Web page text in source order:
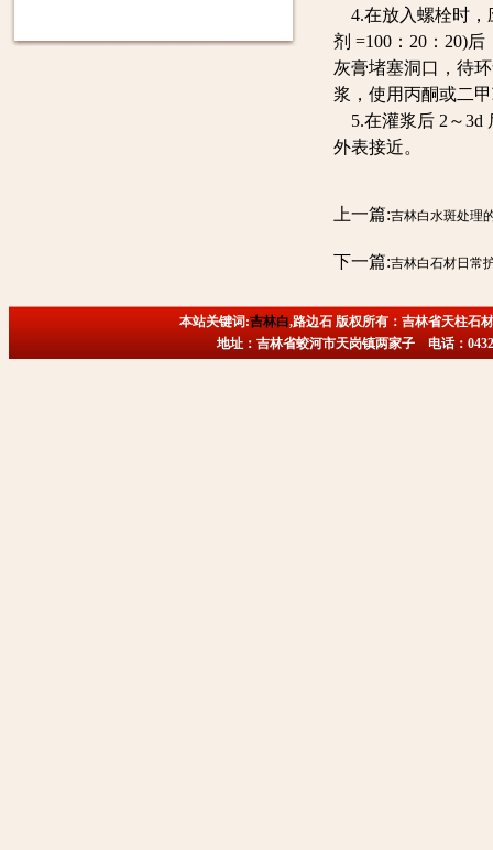
4.在放入螺栓时，
剂 =100：20：20)
灰膏堵塞洞口，待
浆，使用丙酮或二
5.在灌浆后 2～3d
外表接近。
上一篇:吉林白水斑处理
下一篇:吉林白石材日常
本站关键词:吉林白,路边石 版权所有：吉林省天柱石
地址：吉林省蛟河市天岗镇两家子 电话：